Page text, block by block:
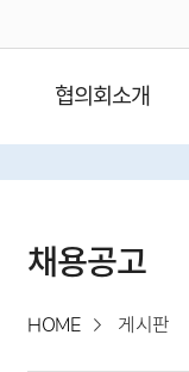
협의회소개
채용공고
HOME 게시판